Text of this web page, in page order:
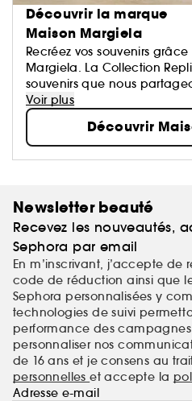
Découvrir la marque
Maison Margiela
Recréez vos souvenirs
Margiela. La Collection
souvenirs que nous
parfum évoque
émotions positives qui ont
collectif ainsi que notre
Voir plus
Découvrir
Newsletter beauté
Recevez les nouveautés,
Sephora par email
En m’inscrivant, j’accepte
code de réduction ainsi que
Sephora personnalisées y
technologies de suivi
performance des
personnaliser nos
de 16 ans et je consens au
personnelleset accepte la
Adresse e-mail